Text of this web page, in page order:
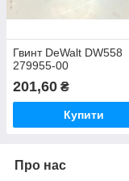
Гвинт DeWalt DW558
279955-00
201,60 ₴
Купити
Про нас